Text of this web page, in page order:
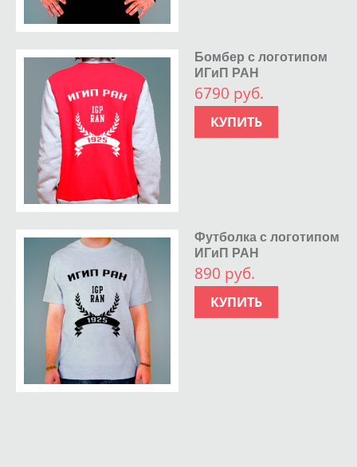
Бомбер с логотипом
ИГиП РАН
6790 руб.
КУПИТЬ
Футболка с логотипом
ИГиП РАН
890 руб.
КУПИТЬ